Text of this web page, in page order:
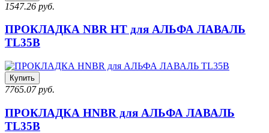
1547.26 руб.
ПРОКЛАДКА NBR HT для АЛЬФА ЛАВАЛЬ
TL35B
Купить
7765.07 руб.
ПРОКЛАДКА HNBR для АЛЬФА ЛАВАЛЬ
TL35B